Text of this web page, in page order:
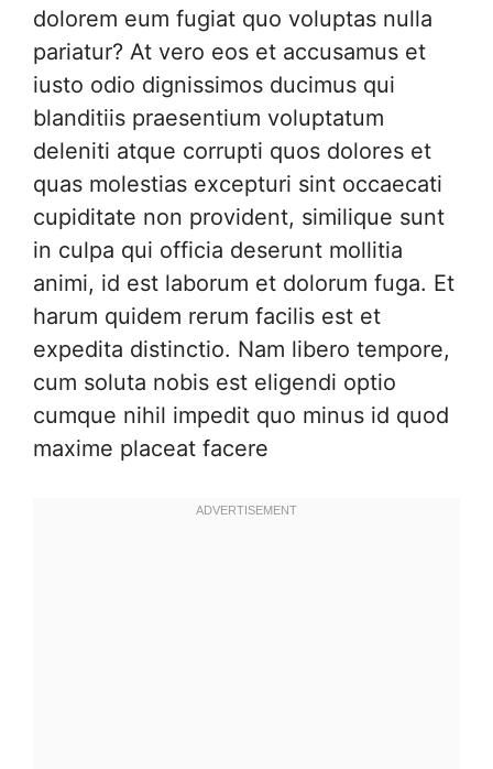
dolorem eum fugiat quo voluptas nulla
pariatur? At vero eos et accusamus et
iusto odio dignissimos ducimus qui
blanditiis praesentium voluptatum
deleniti atque corrupti quos dolores et
quas molestias excepturi sint occaecati
cupiditate non provident, similique sunt
in culpa qui officia deserunt mollitia
animi, id est laborum et dolorum fuga. Et
harum quidem rerum facilis est et
expedita distinctio. Nam libero tempore,
cum soluta nobis est eligendi optio
cumque nihil impedit quo minus id quod
maxime placeat facere